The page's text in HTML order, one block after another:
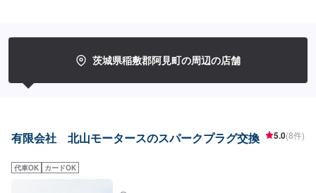
愛車に注ぎます。ディーラーと比べても遜色ない技術力から生まれる修理品
質への絶対の自信。とにかく安心してお任せください。<ご希望と条件に応じ
客様目線での最善のメニューと車輌価値をできる限り下げない処理をいかに
い合わせ【2】お見積り【3】お見積りにご納得いただければ作業開始【4】
仕上がり次第納車-----納期について-----納期は通常1日～2日程度で納車となり
ご来店時の注意、受付方法-----入庫の際はお気をつけてお越しください。駐車
茨城県稲敷郡阿見町の周辺の店舗
有限会社 北山モータースのスパークプラグ交換 5.0(8件)
代車OK カードOK